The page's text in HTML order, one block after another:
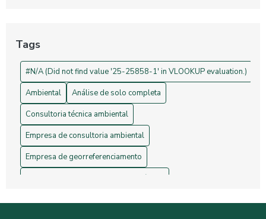
Construção Civil
Drones na Topografia: Revolucionando Medições e Mapas
Tags
#N/A (Did not find value '25-25858-1' in VLOOKUP evaluation.)
Ambiental
Análise de solo completa
Consultoria técnica ambiental
Empresa de consultoria ambiental
Empresa de georreferenciamento